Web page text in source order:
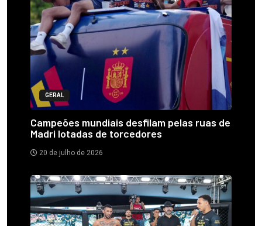
GERAL
Campeões mundiais desfilam pelas ruas de
Madri lotadas de torcedores
20 de julho de 2026